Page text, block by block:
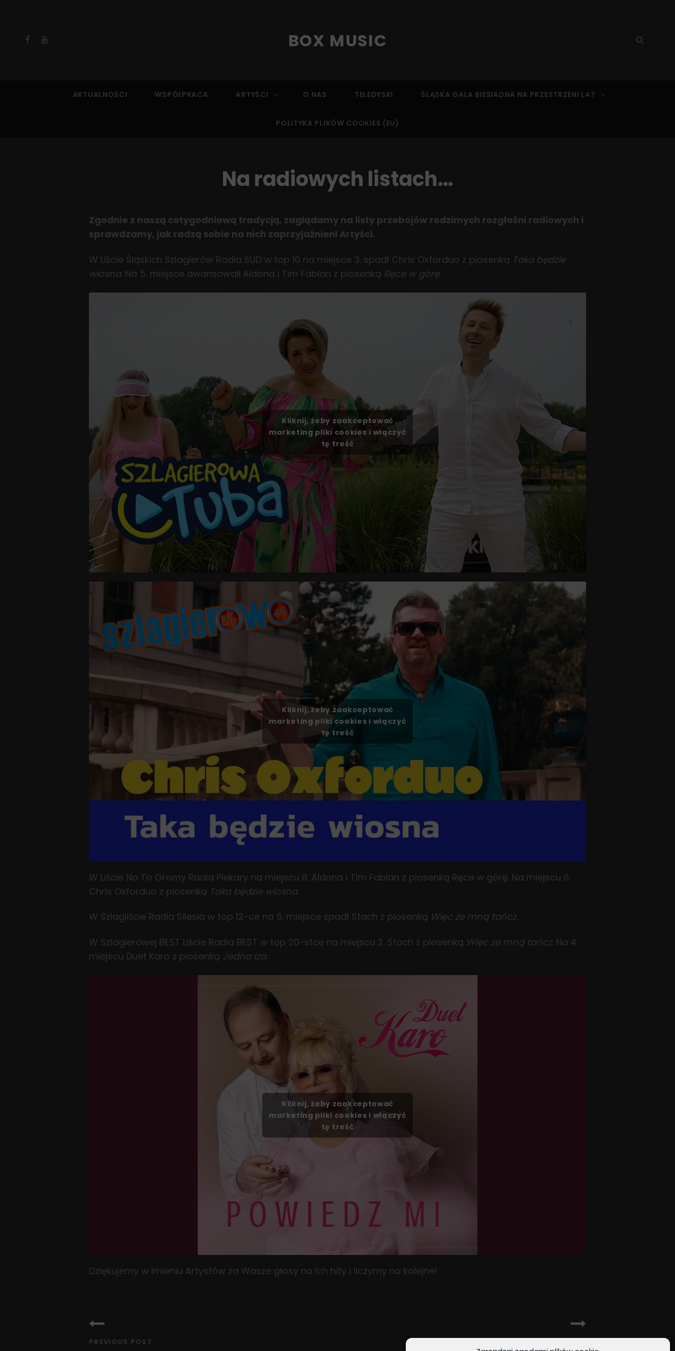
Facebook
YouTube BOX MUSIC
Search
AKTUALNOŚCI WSPÓŁPRACA ARTYŚCI O NAS TELEDYSKI ŚLĄSKA GALA BIESIADNA NA PRZESTRZENI LAT
POLITYKA PLIKÓW COOKIES (EU)
Na radiowych listach…
Zgodnie z naszą cotygodniową tradycją, zaglądamy na listy przebojów rodzimych rozgłośni radiowych i
sprawdzamy, jak radzą sobie na nich zaprzyjaźnieni Artyści.
W Liście Śląskich Szlagierów Radia SUD w top 10 na miejsce 3. spadł Chris Oxforduo z piosenką Taka będzie
wiosna. Na 5. miejsce awansowali Aldona i Tim Fabian z piosenką Ręce w górę.
Kliknij, żeby zaakceptować
marketing pliki cookies i włączyć
tę treść
Kliknij, żeby zaakceptować
marketing pliki cookies i włączyć
tę treść
W Liście No To Gromy Radia Piekary na miejscu 8. Aldona i Tim Fabian z piosenką Ręce w górę. Na miejscu 6.
Chris Oxforduo z piosenką Taka będzie wiosna.
W Szlagliście Radia Silesia w top 12-ce na 5. miejsce spadł Stach z piosenką Więc ze mną tańcz.
W Szlagierowej BEST Liście Radia BEST w top 20-stce na miejscu 2. Stach z piosenką Więc ze mną tańcz. Na 4.
miejscu Duet Karo z piosenką Jedna łza.
Kliknij, żeby zaakceptować
marketing pliki cookies i włączyć
tę treść
Dziękujemy w imieniu Artystów za Wasze głosy na Ich hity i liczymy na kolejne!
wpisu
PREVIOUS POST